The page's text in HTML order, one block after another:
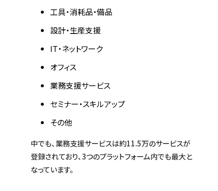
工具・消耗品・備品
設計・生産支援
IT・ネットワーク
オフィス
業務支援サービス
セミナー・スキルアップ
その他
中でも、業務支援サービスは約11.5万のサービスが
登録されており、3つのプラットフォーム内でも最大と
なっています。